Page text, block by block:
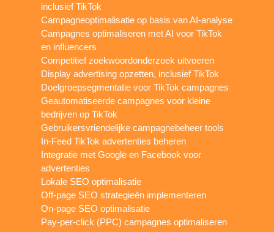
inclusief TikTok
Campagneoptimalisatie op basis van AI-analyse
Campagnes optimaliseren met AI voor TikTok
en influencers
Competitief zoekwoordonderzoek uitvoeren
Display advertising opzetten, inclusief TikTok
Doelgroepsegmentatie voor TikTok campagnes
Geautomatiseerde campagnes voor kleine
bedrijven op TikTok
Gebruikersvriendelijke campagnebeheer tools
In-Feed TikTok advertenties beheren
Integratie met Google en Facebook voor
advertenties
Lokale SEO optimalisatie
Off-page SEO strategieën implementeren
On-page SEO optimalisatie
Pay-per-click (PPC) campagnes optimaliseren